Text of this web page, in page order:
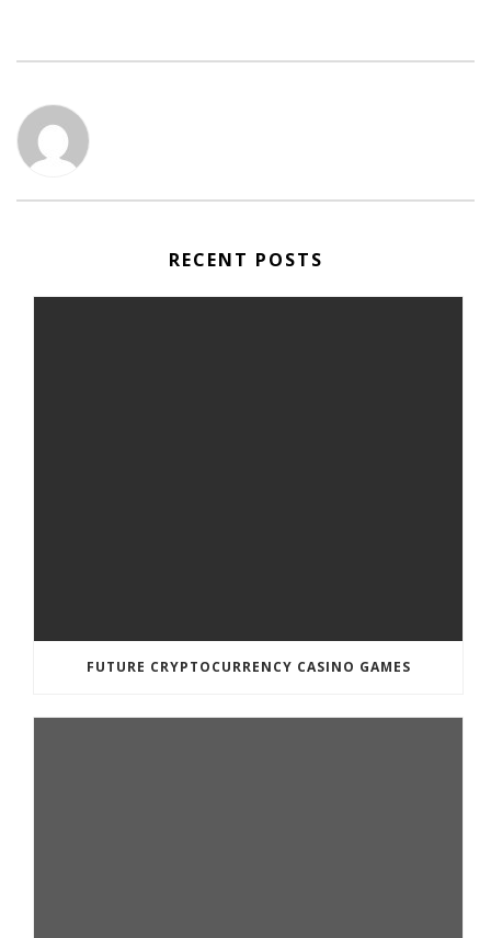
RECENT POSTS
FUTURE CRYPTOCURRENCY CASINO GAMES